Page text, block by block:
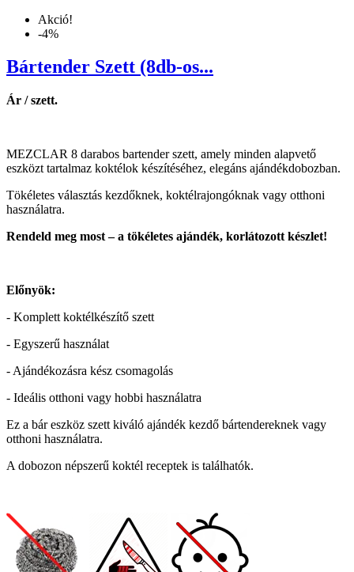
Akció!
-4%
Bártender Szett (8db-os...
Ár / szett.
MEZCLAR 8 darabos bartender szett, amely minden alapvető
eszközt tartalmaz koktélok készítéséhez, elegáns ajándékdobozban.
Tökéletes választás kezdőknek, koktélrajongóknak vagy otthoni
használatra.
Rendeld meg most – a tökéletes ajándék, korlátozott készlet!
Előnyök:
- Komplett koktélkészítő szett
- Egyszerű használat
- Ajándékozásra kész csomagolás
- Ideális otthoni vagy hobbi használatra
Ez a bár eszköz szett kiváló ajándék kezdő bártendereknek vagy
otthoni használatra.
A dobozon népszerű koktél receptek is találhatók.